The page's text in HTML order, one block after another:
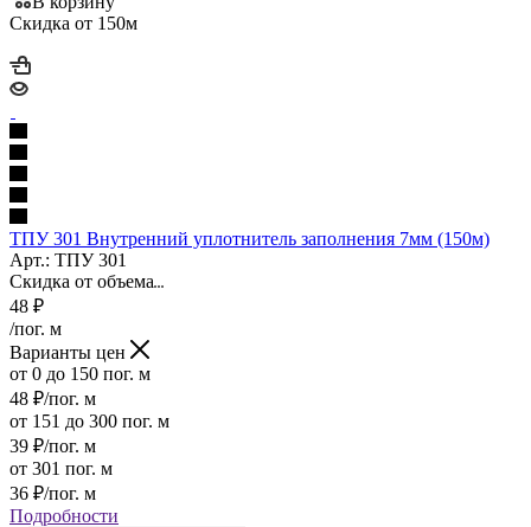
Скидка от 150м
ТПУ 301 Внутренний уплотнитель заполнения 7мм (150м)
Арт.: ТПУ 301
Скидка от объема
48 ₽
/пог. м
Варианты цен
от 0 до 150 пог. м
48 ₽/пог. м
от 151 до 300 пог. м
39 ₽/пог. м
от 301 пог. м
36 ₽/пог. м
Подробности